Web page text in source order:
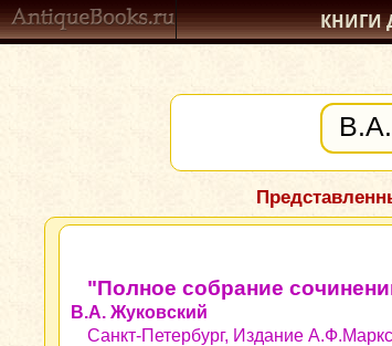
КНИГИ
"Полное собрание
В.А. Жуковский
Санкт-Петербург, Издание